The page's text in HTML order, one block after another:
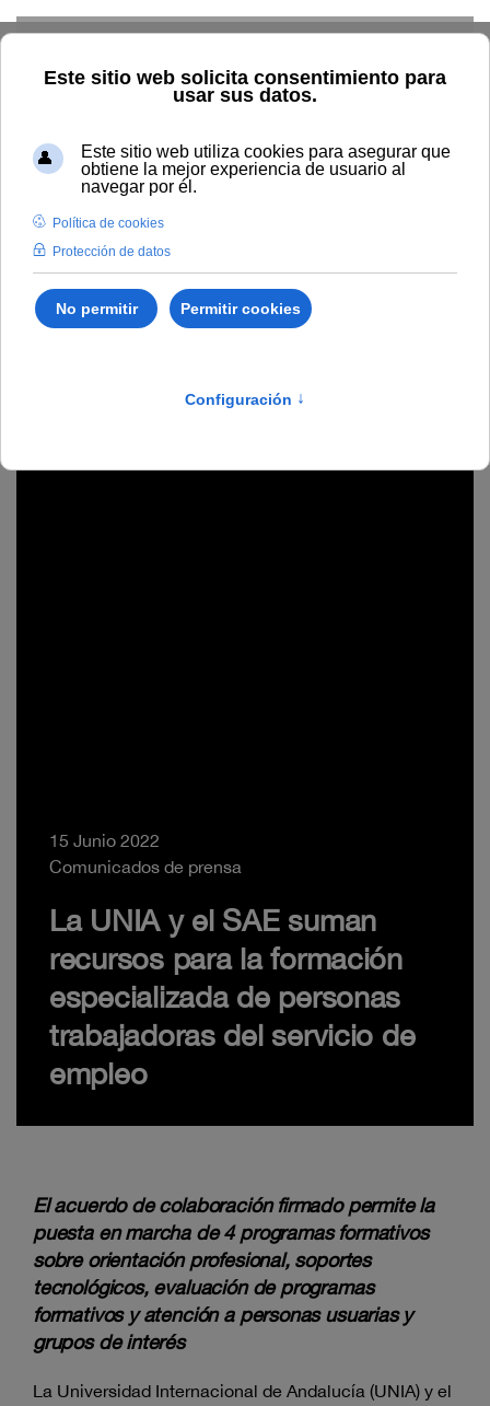
15 Junio 2022
Comunicados de prensa
La UNIA y el SAE suman
recursos para la formación
especializada de personas
trabajadoras del servicio de
empleo
El acuerdo de colaboración firmado permite la
puesta en marcha de 4 programas formativos
sobre orientación profesional, soportes
tecnológicos, evaluación de programas
formativos y atención a personas usuarias y
grupos de interés
La Universidad Internacional de Andalucía (UNIA) y el